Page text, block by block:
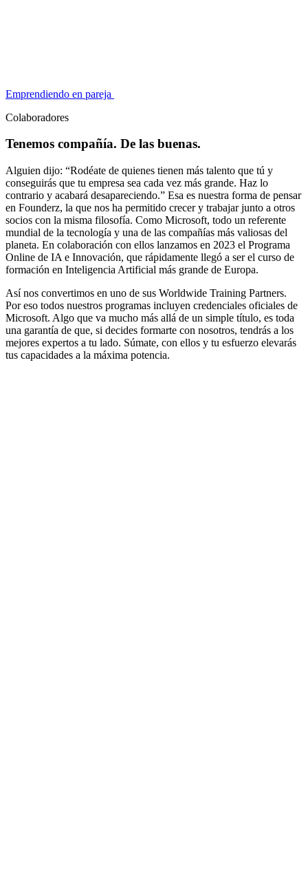
Emprendiendo en pareja
Colaboradores
Tenemos compañía. De las buenas.
Alguien dijo: “Rodéate de quienes tienen más talento que tú y
conseguirás que tu empresa sea cada vez más grande. Haz lo
contrario y acabará desapareciendo.” Esa es nuestra forma de pensar
en Founderz, la que nos ha permitido crecer y trabajar junto a otros
socios con la misma filosofía. Como Microsoft, todo un referente
mundial de la tecnología y una de las compañías más valiosas del
planeta. En colaboración con ellos lanzamos en 2023 el Programa
Online de IA e Innovación, que rápidamente llegó a ser el curso de
formación en Inteligencia Artificial más grande de Europa.
Así nos convertimos en uno de sus Worldwide Training Partners.
Por eso todos nuestros programas incluyen credenciales oficiales de
Microsoft. Algo que va mucho más allá de un simple título, es toda
una garantía de que, si decides formarte con nosotros, tendrás a los
mejores expertos a tu lado. Súmate, con ellos y tu esfuerzo elevarás
tus capacidades a la máxima potencia.